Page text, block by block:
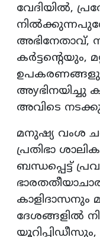
വേദിയിൽ,
അഭിനേതാവ്,
കർട്ടന്റെയും,
അyഭിനയിച്ചു
അവിടെ
മനുഷ്യ വംശ
പ്രതിഭാ
ബന്ധപ്പെട്ട്
കാളിദാസനും
ദേശങ്ങളിൽ